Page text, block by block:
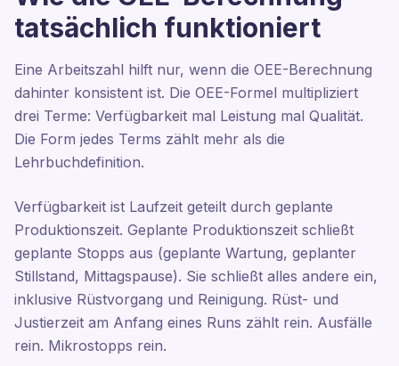
tatsächlich funktioniert
Eine Arbeitszahl hilft nur, wenn die OEE-Berechnung
dahinter konsistent ist. Die OEE-Formel multipliziert
drei Terme: Verfügbarkeit mal Leistung mal Qualität.
Die Form jedes Terms zählt mehr als die
Lehrbuchdefinition.
Verfügbarkeit ist Laufzeit geteilt durch geplante
Produktionszeit. Geplante Produktionszeit schließt
geplante Stopps aus (geplante Wartung, geplanter
Stillstand, Mittagspause). Sie schließt alles andere ein,
inklusive Rüstvorgang und Reinigung. Rüst- und
Justierzeit am Anfang eines Runs zählt rein. Ausfälle
rein. Mikrostopps rein.